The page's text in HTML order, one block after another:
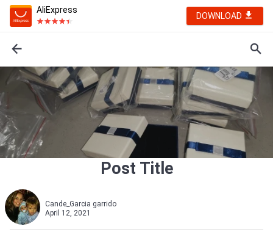
AliExpress
DOWNLOAD
Post Title
Cande_Garcia garrido
April 12, 2021